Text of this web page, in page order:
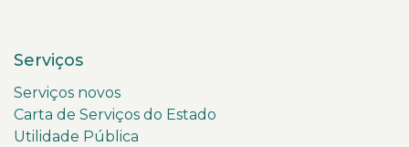
Serviços
Serviços novos
Carta de Serviços do Estado
Utilidade Pública